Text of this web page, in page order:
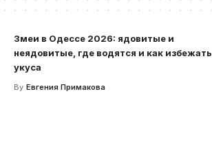
Змеи в Одессе 2026: ядовитые и
неядовитые, где водятся и как избежать
укуса
By Евгения Примакова